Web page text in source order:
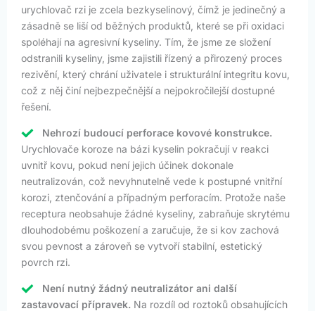
urychlovač rzi je zcela bezkyselinový, čímž je jedinečný a
zásadně se liší od běžných produktů, které se při oxidaci
spoléhají na agresivní kyseliny. Tím, že jsme ze složení
odstranili kyseliny, jsme zajistili řízený a přirozený proces
rezivění, který chrání uživatele i strukturální integritu kovu,
což z něj činí nejbezpečnější a nejpokročilejší dostupné
řešení.
Nehrozí budoucí perforace kovové konstrukce.
Urychlovače koroze na bázi kyselin pokračují v reakci
uvnitř kovu, pokud není jejich účinek dokonale
neutralizován, což nevyhnutelně vede k postupné vnitřní
korozi, ztenčování a případným perforacím. Protože naše
receptura neobsahuje žádné kyseliny, zabraňuje skrytému
dlouhodobému poškození a zaručuje, že si kov zachová
svou pevnost a zároveň se vytvoří stabilní, estetický
povrch rzi.
Není nutný žádný neutralizátor ani další
zastavovací přípravek. Na rozdíl od roztoků obsahujících